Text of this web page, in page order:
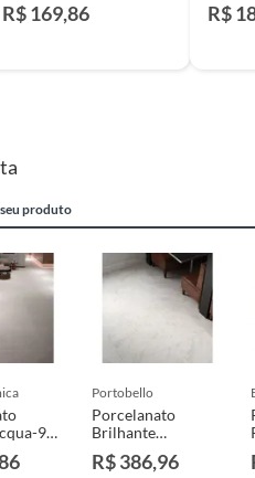
Interno/externo
R$ 169,86
2,61
R$
produto
90
portobello
Porcelanato
Brilhante
Esmaltado Polido
Branco Interno
R$ 386,96